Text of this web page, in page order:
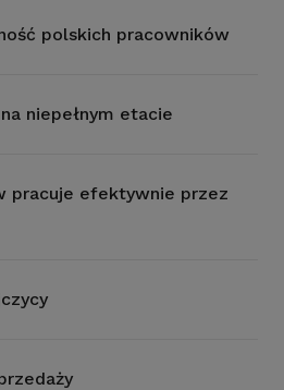
polskich pracowników
niepełnym etacie
pracuje efektywnie przez